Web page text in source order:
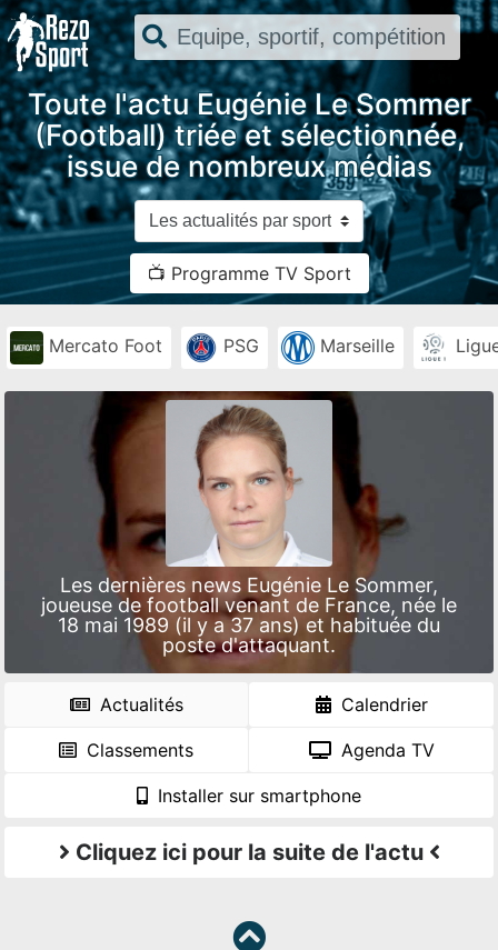
Toute l'actu Eugénie Le Sommer
(Football) triée et sélectionnée,
issue de nombreux médias
📺 Programme TV Sport
Mercato Foot PSG Marseille
Les dernières news Eugénie Le Sommer,
joueuse de football venant de France, née le
18 mai 1989 (il y a 37 ans) et habituée du
poste d'attaquant.
Actualités Calendrier
Classements Agenda TV
Installer sur smartphone
Cliquez ici pour la suite de l'actu